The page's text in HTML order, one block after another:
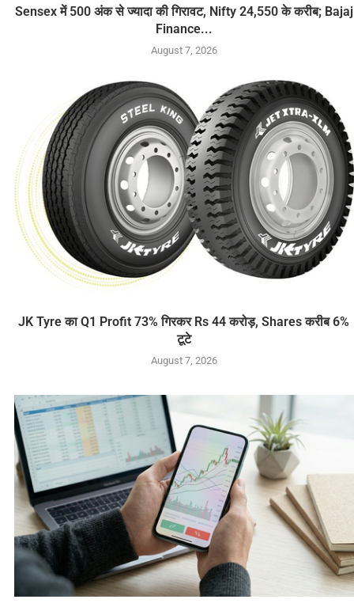
Sensex में 500 अंक से ज्यादा की गिरावट, Nifty 24,550 के करीब; Bajaj
Finance...
August 7, 2026
JK Tyre का Q1 Profit 73% गिरकर Rs 44 करोड़, Shares करीब 6%
टूटे
August 7, 2026